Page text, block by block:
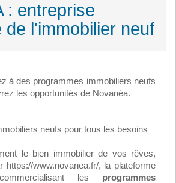
: entreprise
de l'immobilier neuf
à des programmes immobiliers neufs
les opportunités de Novanéa.
neufs pour tous les besoins
le bien immobilier de vos rêves,
https://www.novanea.fr/, la plateforme
les programmes